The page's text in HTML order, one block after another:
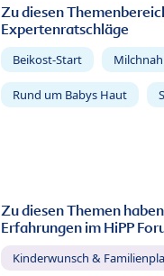
Zu diesen
Expertenratschläge
Beikost-Start
Rund um Babys Haut
Zu diesen Themen
Erfahrungen im HiPP
Kinderwunsch &